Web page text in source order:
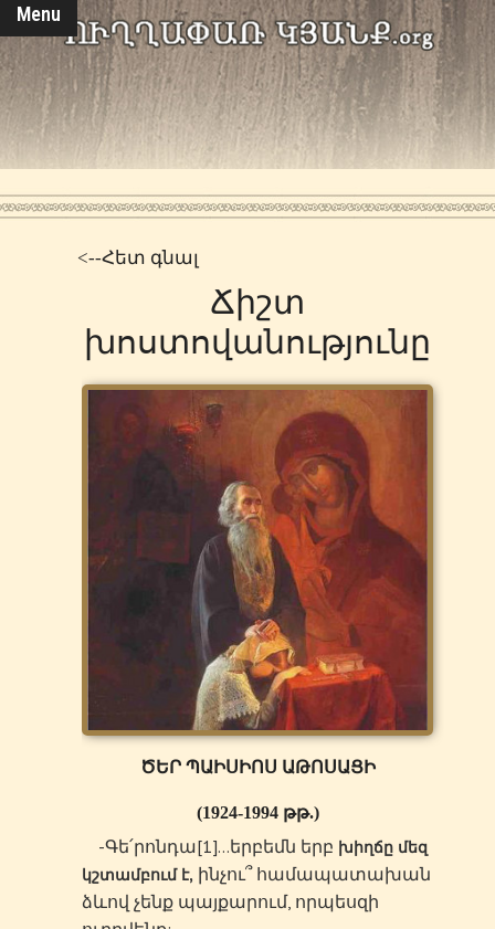
Menu
<--Հետ գնալ
Ճիշտ
խոստովանությունը
ԾԵՐ ՊԱԻՍԻՈՍ ԱԹՈՍԱՑԻ
(1924-1994 թթ.)
-Գե՛րոնդա[1]…երբեմն երբ խիղճը մեզ
կշտամբում է, ինչու՞ համապատախան
ձևով չենք պայքարում, որպեսզի